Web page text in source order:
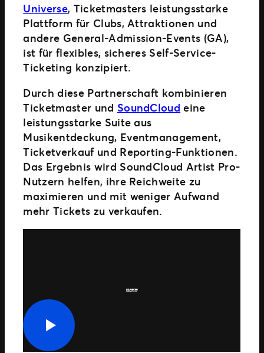
Universe, Ticketmasters leistungsstarke
Plattform für Clubs, Attraktionen und
andere General-Admission-Events (GA),
ist für flexibles, sicheres Self-Service-
Ticketing konzipiert.
Durch diese Partnerschaft kombinieren
Ticketmaster und SoundCloud eine
leistungsstarke Suite aus
Musikentdeckung, Eventmanagement,
Ticketverkauf und Reporting-Funktionen.
Das Ergebnis wird SoundCloud Artist Pro-
Nutzern helfen, ihre Reichweite zu
maximieren und mit weniger Aufwand
mehr Tickets zu verkaufen.